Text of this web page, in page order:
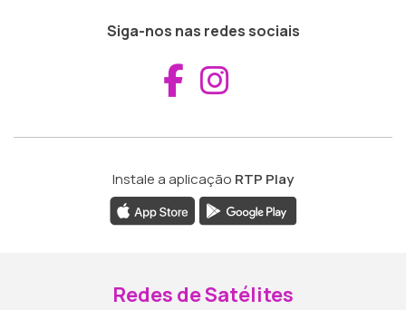
Siga-nos nas redes sociais
Aceder ao
Instale a aplicação RTP Play
Redes de Satélites